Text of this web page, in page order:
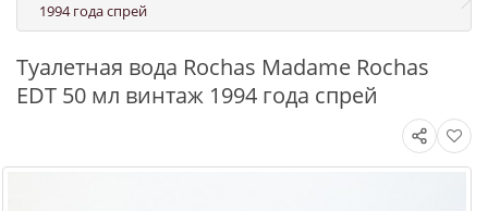
1994 года спрей
Туалетная вода Rochas Madame Rochas
EDT 50 мл винтаж 1994 года спрей